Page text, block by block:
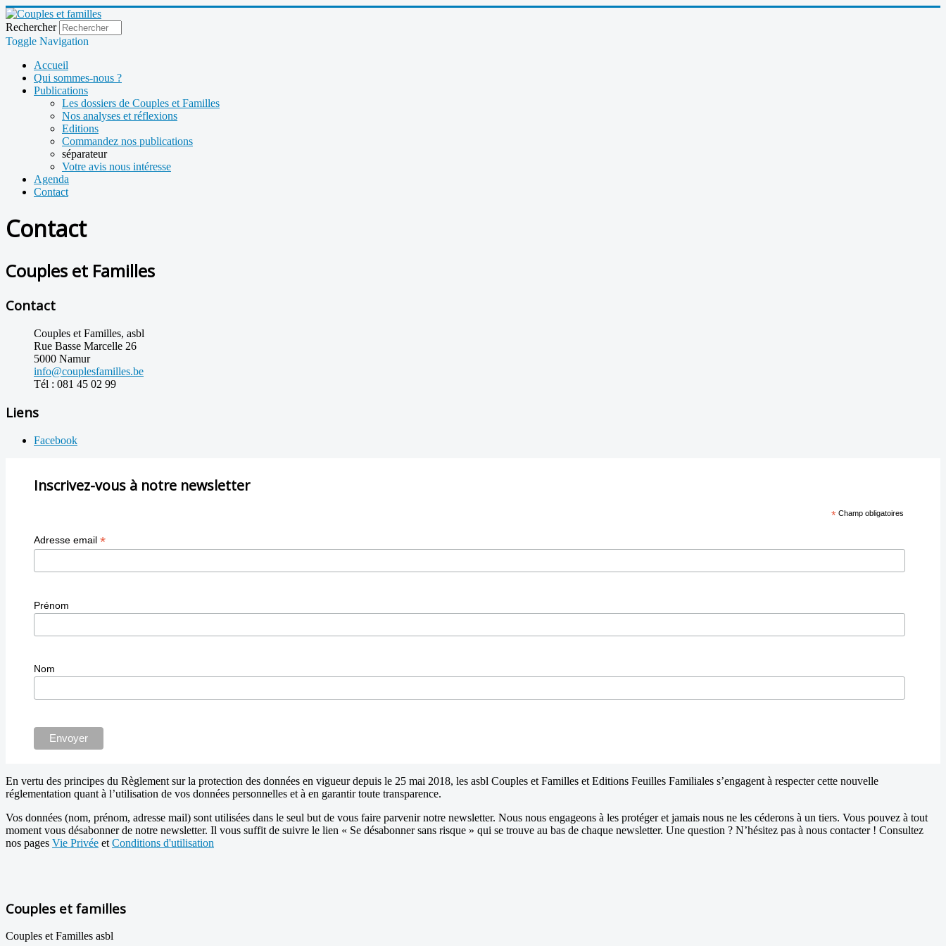
Rechercher
Toggle Navigation
Accueil
Qui sommes-nous ?
Publications
Les dossiers de Couples et Familles
Nos analyses et réflexions
Editions
Commandez nos publications
séparateur
Votre avis nous intéresse
Agenda
Contact
Contact
Couples et Familles
Contact
Couples et Familles, asbl
Rue Basse Marcelle 26
5000 Namur
info@couplesfamilles.be
Tél : 081 45 02 99
Liens
Facebook
Inscrivez-vous à notre newsletter
* Champ obligatoires
Adresse email *
Prénom
Nom
En vertu des principes du Règlement sur la protection des données en vigueur depuis le 25 mai 2018, les asbl Couples et Familles et Editions Feuilles Familiales s’engagent à respecter cette nouvelle
réglementation quant à l’utilisation de vos données personnelles et à en garantir toute transparence.
Vos données (nom, prénom, adresse mail) sont utilisées dans le seul but de vous faire parvenir notre newsletter. Nous nous engageons à les protéger et jamais nous ne les céderons à un tiers. Vous pouvez à tout
moment vous désabonner de notre newsletter. Il vous suffit de suivre le lien « Se désabonner sans risque » qui se trouve au bas de chaque newsletter. Une question ? N’hésitez pas à nous contacter ! Consultez
nos pages Vie Privée et Conditions d'utilisation
Couples et familles
Couples et Familles asbl